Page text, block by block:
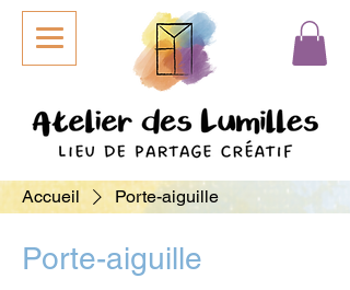
Accueil Porte-aiguille
Porte-aiguille